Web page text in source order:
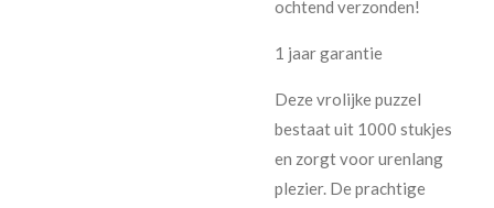
ochtend verzonden!
1 jaar garantie
Deze vrolijke puzzel
bestaat uit 1000 stukjes
en zorgt voor urenlang
plezier. De prachtige